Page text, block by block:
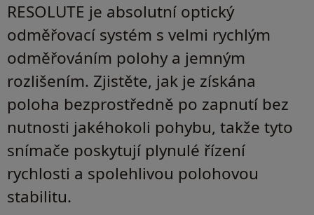
RESOLUTE je absolutní optický
odměřovací systém s velmi rychlým
odměřováním polohy a jemným
rozlišením. Zjistěte, jak je získána
poloha bezprostředně po zapnutí bez
nutnosti jakéhokoli pohybu, takže tyto
snímače poskytují plynulé řízení
rychlosti a spolehlivou polohovou
stabilitu.